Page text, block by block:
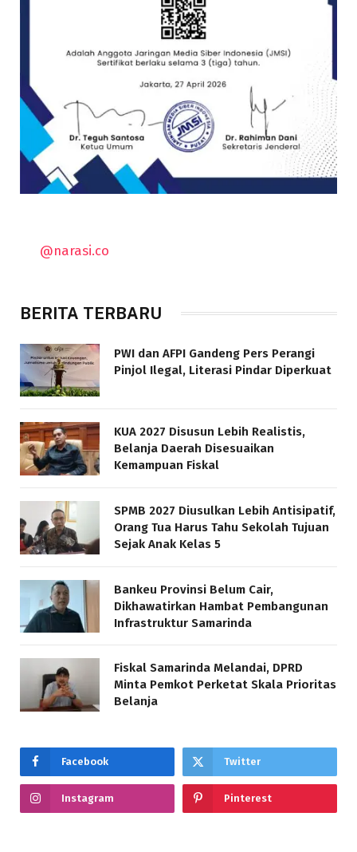
@narasi.co
BERITA TERBARU
PWI dan AFPI Gandeng Pers Perangi
Pinjol Ilegal, Literasi Pindar Diperkuat
KUA 2027 Disusun Lebih Realistis,
Belanja Daerah Disesuaikan
Kemampuan Fiskal
SPMB 2027 Diusulkan Lebih Antisipatif,
Orang Tua Harus Tahu Sekolah Tujuan
Sejak Anak Kelas 5
Bankeu Provinsi Belum Cair,
Dikhawatirkan Hambat Pembangunan
Infrastruktur Samarinda
Fiskal Samarinda Melandai, DPRD
Minta Pemkot Perketat Skala Prioritas
Belanja
Facebook Twitter
Instagram Pinterest